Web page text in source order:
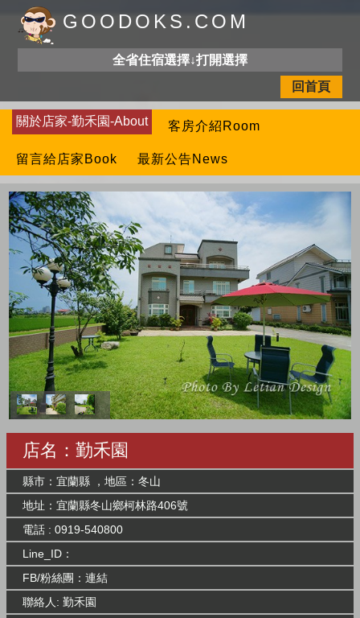
GOODOKS.COM
全省住宿選擇↓打開選擇
回首頁
關於店家-勤禾園-About 客房介紹Room
留言給店家Book 最新公告News
店名：勤禾園
縣市：宜蘭縣 ，地區：冬山
地址：宜蘭縣冬山鄉柯林路406號
電話 : 0919-540800
Line_ID：
FB/粉絲團： 連結
聯絡人: 勤禾園